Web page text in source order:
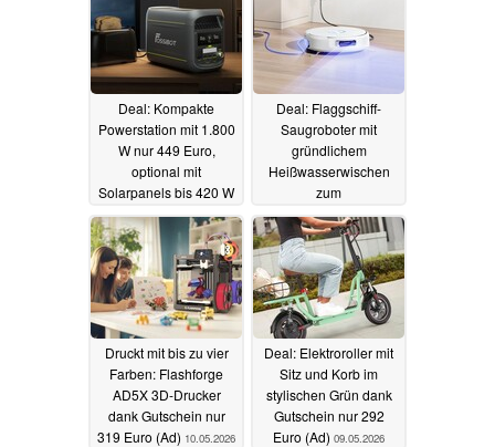
Deal: Kompakte
Powerstation mit 1.800
W nur 449 Euro,
optional mit
Solarpanels bis 420 W
zum kostenlosen
Laden (Ad)
11.05.2026
Deal: Flaggschiff-
Saugroboter mit
gründlichem
Heißwasserwischen
zum
Schnäppchenpreis
(Ad)10.05.2026
Druckt mit bis zu vier
Farben: Flashforge
AD5X 3D-Drucker
dank Gutschein nur
319 Euro (Ad) 10.05.2026
Deal: Elektroroller mit
Sitz und Korb im
stylischen Grün dank
Gutschein nur 292
Euro (Ad) 09.05.2026